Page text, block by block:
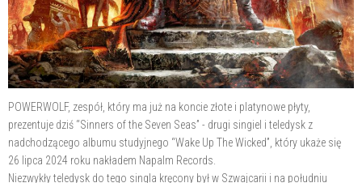
POWERWOLF, zespół, który ma już na koncie złote i platynowe płyty,
prezentuje dziś “Sinners of the Seven Seas” - drugi singiel i teledysk z
nadchodzącego albumu studyjnego “Wake Up The Wicked”, który ukaże się
26 lipca 2024 roku nakładem Napalm Records.
Niezwykły teledysk do tego singla kręcony był w Szwajcarii i na południu